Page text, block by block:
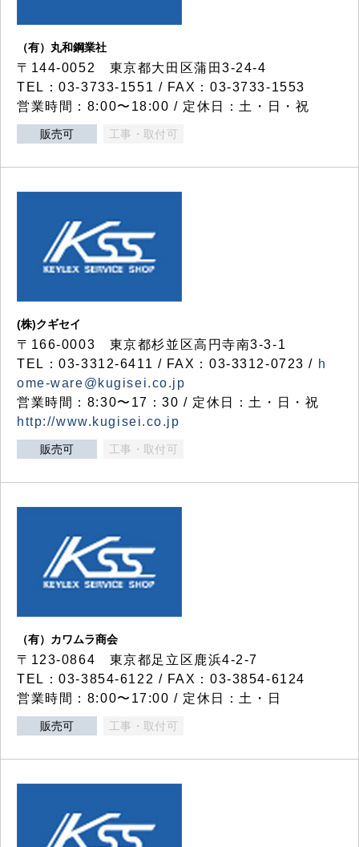
（有）丸和鋼業社
〒144-0052 東京都大田区蒲田3-24-4
TEL：03-3733-1551 / FAX：03-3733-1553
営業時間：8:00〜18:00 / 定休日：土・日・祝
販売可 工事・取付可
(株)クギセイ
〒166-0003 東京都杉並区高円寺南3-3-1
TEL：03-3312-6411 / FAX：03-3312-0723 / h
ome-ware@kugisei.co.jp
営業時間：8:30〜17：30 / 定休日：土・日・祝
http://www.kugisei.co.jp
販売可 工事・取付可
（有）カワムラ商会
〒123-0864 東京都足立区鹿浜4-2-7
TEL：03-3854-6122 / FAX：03-3854-6124
営業時間：8:00〜17:00 / 定休日：土・日
販売可 工事・取付可